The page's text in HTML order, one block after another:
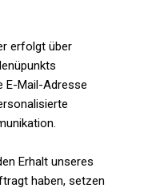
erfolgt über
E-Mail-Adresse
Erhalt unseres
haben, setzen